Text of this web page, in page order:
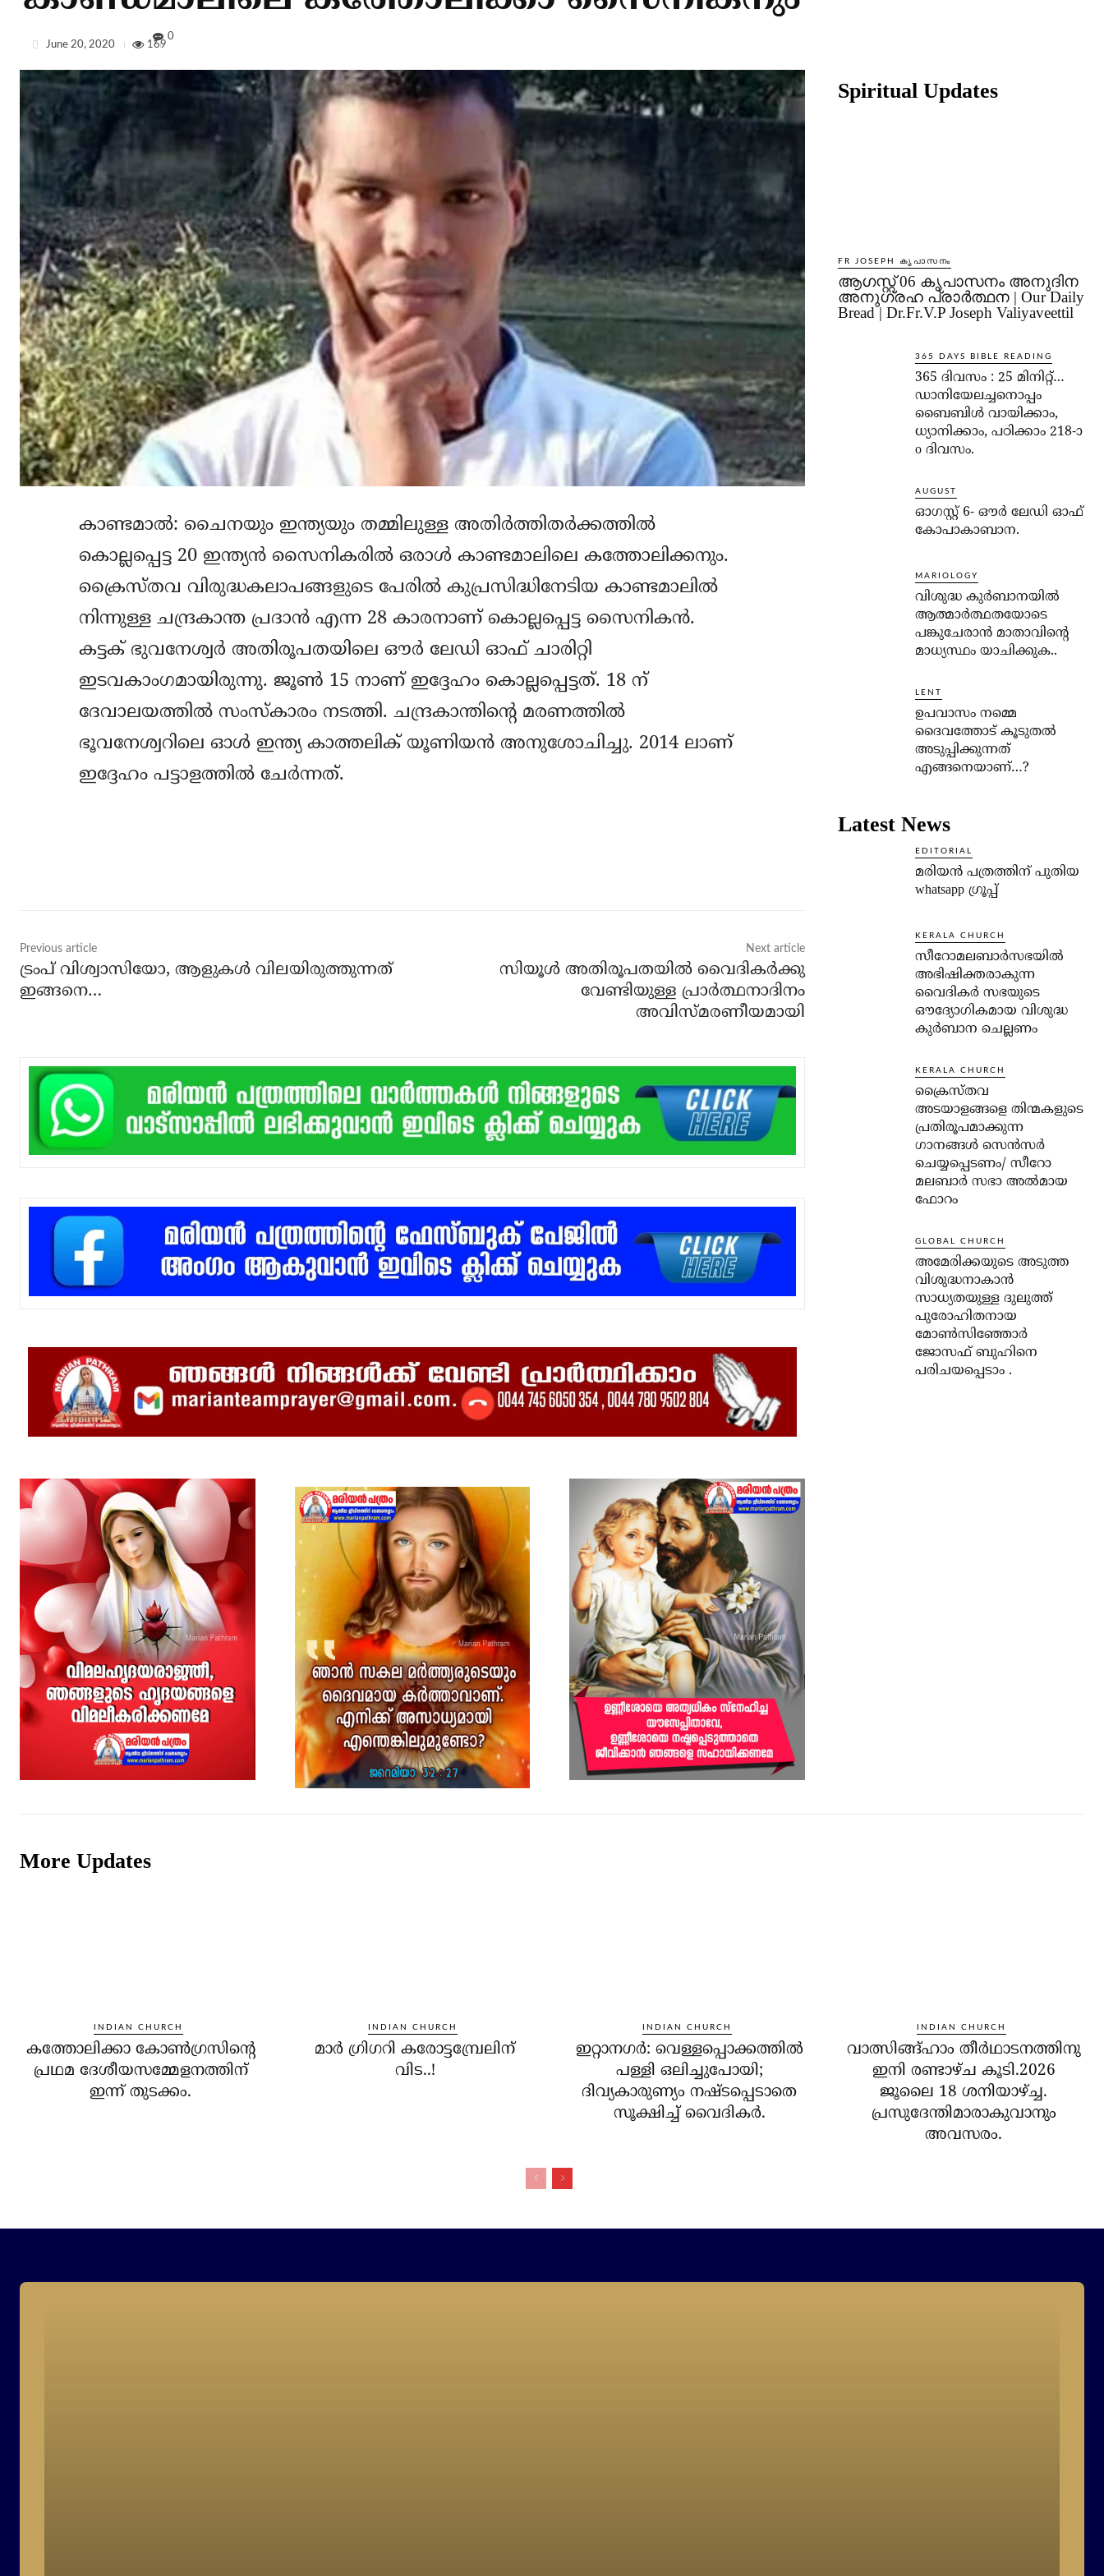
June 20, 2020 169
0
കാണ്ടമാല്‍: ചൈനയും ഇന്ത്യയും തമ്മിലുള്ള അതിര്‍ത്തിതര്‍ക്കത്തില്‍
കൊല്ലപ്പെട്ട 20 ഇന്ത്യന്‍ സൈനികരില്‍ ഒരാള്‍ കാണ്ടമാലിലെ കത്തോലിക്കനും.
ക്രൈസ്തവ വിരുദ്ധകലാപങ്ങളുടെ പേരില്‍ കുപ്രസിദ്ധിനേടിയ കാണ്ടമാലില്‍
നിന്നുള്ള ചന്ദ്രകാന്ത പ്രദാന്‍ എന്ന 28 കാരനാണ് കൊല്ലപ്പെട്ട സൈനികന്‍.
കട്ടക് ഭുവനേശ്വര്‍ അതിരൂപതയിലെ ഔര്‍ ലേഡി ഓഫ് ചാരിറ്റി
ഇടവകാംഗമായിരുന്നു. ജൂണ്‍ 15 നാണ് ഇദ്ദേഹം കൊല്ലപ്പെട്ടത്. 18 ന്
ദേവാലയത്തില്‍ സംസ്‌കാരം നടത്തി. ചന്ദ്രകാന്തിന്റെ മരണത്തില്‍
ഭൂവനേശ്വറിലെ ഓള്‍ ഇന്ത്യ കാത്തലിക് യൂണിയന്‍ അനുശോചിച്ചു. 2014 ലാണ്
ഇദ്ദേഹം പട്ടാളത്തില്‍ ചേര്‍ന്നത്.
Previous article
ട്രംപ് വിശ്വാസിയോ, ആളുകള്‍ വിലയിരുത്തുന്നത്
ഇങ്ങനെ…
Next article
സിയൂള്‍ അതിരൂപതയില്‍ വൈദികര്‍ക്കു
വേണ്ടിയുള്ള പ്രാര്‍ത്ഥനാദിനം
അവിസ്മരണീയമായി
Spiritual Updates
FR JOSEPH കൃപാസനം
ആഗസ്റ്റ് 06 കൃപാസനം അനുദിന
അനുഗ്രഹ പ്രാർത്ഥന | Our Daily
Bread | Dr.Fr.V.P Joseph Valiyaveettil
365 DAYS BIBLE READING
365 ദിവസം : 25 മിനിറ്റ്…
ഡാനിയേലച്ചനൊപ്പം
ബൈബിൾ വായിക്കാം,
ധ്യാനിക്കാം, പഠിക്കാം 218-ാ
o ദിവസം.
AUGUST
ഓഗസ്റ്റ് 6- ഔര്‍ ലേഡി ഓഫ്
കോപാകാബാന.
MARIOLOGY
വിശുദ്ധ കുര്‍ബാനയില്‍
ആത്മാര്‍ത്ഥതയോടെ
പങ്കുചേരാന്‍ മാതാവിന്റെ
മാധ്യസ്ഥം യാചിക്കുക..
LENT
ഉപവാസം നമ്മെ
ദൈവത്തോട് കൂടുതല്‍
അടുപ്പിക്കുന്നത്
എങ്ങനെയാണ്…?
Latest News
EDITORIAL
മരിയൻ പത്രത്തിന് പുതിയ
whatsapp ഗ്രൂപ്പ്
KERALA CHURCH
സീറോമലബാർസഭയിൽ
അഭിഷിക്തരാകുന്ന
വൈദികർ സഭയുടെ
ഔദ്യോഗികമായ വിശുദ്ധ
കുർബാന ചെല്ലണം
KERALA CHURCH
ക്രൈസ്തവ
അടയാളങ്ങളെ തിന്മകളുടെ
പ്രതിരൂപമാക്കുന്ന
ഗാനങ്ങൾ സെൻസർ
ചെയ്യപ്പെടണം/ സീറോ
മലബാർ സഭാ അൽമായ
ഫോറം
GLOBAL CHURCH
അമേരിക്കയുടെ അടുത്ത
വിശുദ്ധനാകാൻ
സാധ്യതയുള്ള ദുലുത്ത്
പുരോഹിതനായ
മോൺസിഞ്ഞോർ
ജോസഫ് ബുഹിനെ
പരിചയപ്പെടാം .
More Updates
INDIAN CHURCH
കത്തോലിക്കാ കോണ്‍ഗ്രസിന്റെ
പ്രഥമ ദേശീയസമ്മേളനത്തിന്
ഇന്ന് തുടക്കം.
INDIAN CHURCH
മാര്‍ ഗ്രിഗറി കരോട്ടമ്പ്രേലിന്
വിട..!
INDIAN CHURCH
ഇറ്റാനഗര്‍: വെള്ളപ്പൊക്കത്തില്‍
പള്ളി ഒലിച്ചുപോയി;
ദിവ്യകാരുണ്യം നഷ്ടപ്പെടാതെ
സൂക്ഷിച്ച് വൈദികര്‍.
INDIAN CHURCH
വാത്സിങ്ങ്ഹാം തീർഥാടനത്തിനു
ഇനി രണ്ടാഴ്ച കൂടി.2026
ജൂലൈ 18 ശനിയാഴ്ച്ച.
പ്രസുദേന്തിമാരാകുവാനും
അവസരം.